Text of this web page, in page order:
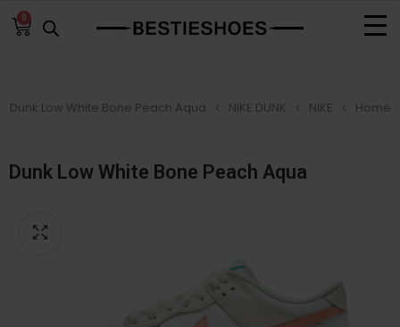
0
Home
NIKE
NIKE DUNK
Dunk Low White Bone Peach Aqua
Dunk Low White Bone Peach Aqua